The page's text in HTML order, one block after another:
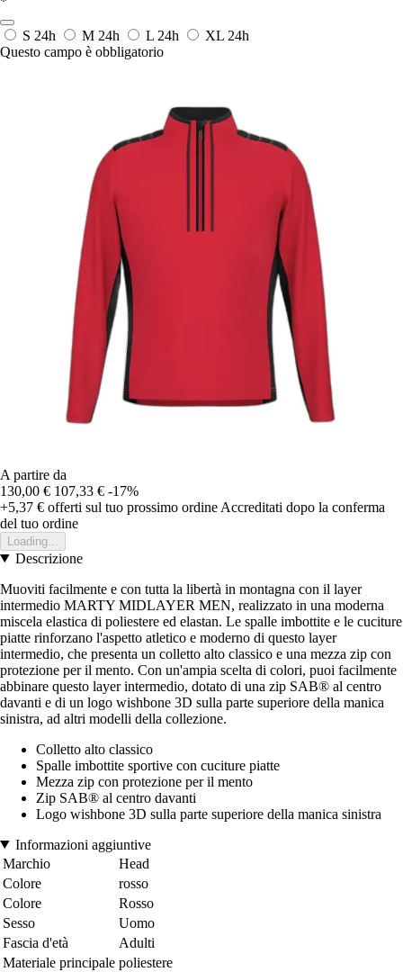
S 24h M 24h L 24h XL 24h
Questo campo è obbligatorio
A partire da
130,00 € 107,33 € -17%
+5,37 € offerti sul tuo prossimo ordine Accreditati dopo la conferma
del tuo ordine
Loading...
Descrizione
Muoviti facilmente e con tutta la libertà in montagna con il layer
intermedio MARTY MIDLAYER MEN, realizzato in una moderna
miscela elastica di poliestere ed elastan. Le spalle imbottite e le cuciture
piatte rinforzano l'aspetto atletico e moderno di questo layer
intermedio, che presenta un colletto alto classico e una mezza zip con
protezione per il mento. Con un'ampia scelta di colori, puoi facilmente
abbinare questo layer intermedio, dotato di una zip SAB® al centro
davanti e di un logo wishbone 3D sulla parte superiore della manica
sinistra, ad altri modelli della collezione.
Colletto alto classico
Spalle imbottite sportive con cuciture piatte
Mezza zip con protezione per il mento
Zip SAB® al centro davanti
Logo wishbone 3D sulla parte superiore della manica sinistra
Informazioni aggiuntive
Marchio
Head
Colore
rosso
Colore
Rosso
Sesso
Uomo
Fascia d'età
Adulti
Materiale principale poliestere